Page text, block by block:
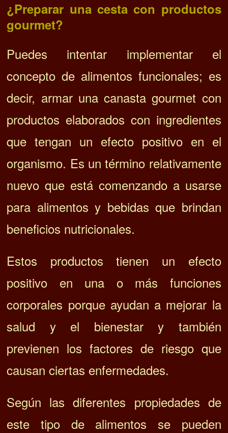
¿Preparar una cesta con productos
gourmet?
Puedes intentar implementar el
concepto de alimentos funcionales; es
decir, armar una canasta gourmet con
productos elaborados con ingredientes
que tengan un efecto positivo en el
organismo. Es un término relativamente
nuevo que está comenzando a usarse
para alimentos y bebidas que brindan
beneficios nutricionales.
Estos productos tienen un efecto
positivo en una o más funciones
corporales porque ayudan a mejorar la
salud y el bienestar y también
previenen los factores de riesgo que
causan ciertas enfermedades.
Según las diferentes propiedades de
este tipo de alimentos se pueden